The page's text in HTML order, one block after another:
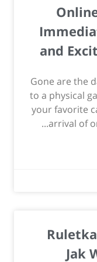
and
Gone are the
to a physical
your favorite
arrival of
Jak